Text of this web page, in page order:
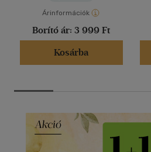
Árinformációk
Borító ár: 3 999 Ft
Kosárba